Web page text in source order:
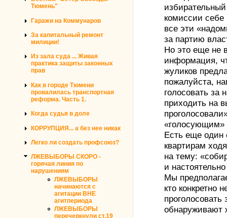
Тюмень"
Гаражи на Коммунаров
За капитальный ремонт
милиции!
Из зала суда ... Живая
практика защиты законных
прав
Как в городе Тюмени
провалилась транспортная
реформа. Часть 1.
Когда судья в доле
КОРРУПЦИЯ... а без нее никак
Легко ли создать профсоюз?
ЛЖЕВЫБОРЫ СКОРО -
горячая линия по
нарушениям
ЛЖЕВЫБОРЫ
начинаются с
агитации ВНЕ
агитпериода
ЛЖЕВЫБОРЫ
перечеркнули ст.19
комиссии
все эти
за партию
Но это еще не
информация,
жуликов
пожалуйста,
голосовать за
приходить на
«голосующим»
Есть еще один
квартирам
на тему:
и
Мы
кто конкретно
обнаруживают